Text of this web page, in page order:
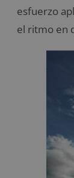
esfuerzo
el ritmo en